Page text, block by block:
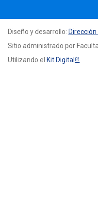
Diseño y desarrollo:
Sitio administrado por
Utilizando el Kit Digital